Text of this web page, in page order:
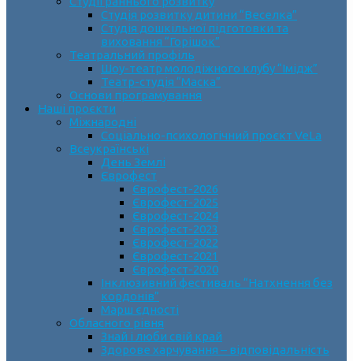
Студія розвитку дитини “Веселка”
Студія дошкільної підготовки та
виховання “Горішок”
Театральний профіль
Шоу-театр молодіжного клубу “Імідж”
Театр-студія “Маска”
Основи програмування
Наші проєкти
Міжнародні
Соціально-психологічний проєкт VeLa
Всеукраїнські
День Землі
Єврофест
Єврофест-2026
Єврофест-2025
Єврофест-2024
Єврофест-2023
Єврофест-2022
Єврофест-2021
Єврофест-2020
Інклюзивний фестиваль “Натхнення без
кордонів”
Марш єдності
Обласного рівня
Знай і люби свій край
Здорове харчування – відповідальність